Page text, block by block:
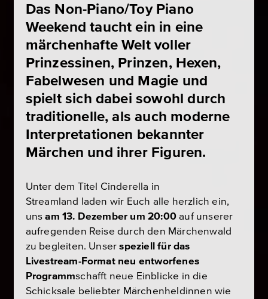
Das Non-Piano/Toy Piano
Weekend taucht ein in eine
märchenhafte Welt voller
Prinzessinen, Prinzen, Hexen,
Fabelwesen und Magie und
spielt sich dabei sowohl durch
traditionelle, als auch moderne
Interpretationen bekannter
Märchen und ihrer Figuren.
Unter dem Titel Cinderella in
Streamland laden wir Euch alle herzlich ein,
unsam 13. Dezember um 20:00auf unserer
aufregenden Reise durch den Märchenwald
zu begleiten. Unserspeziell für das
Livestream-Format neu entworfenes
Programmschafft neue Einblicke in die
Schicksale beliebter Märchenheldinnen wie